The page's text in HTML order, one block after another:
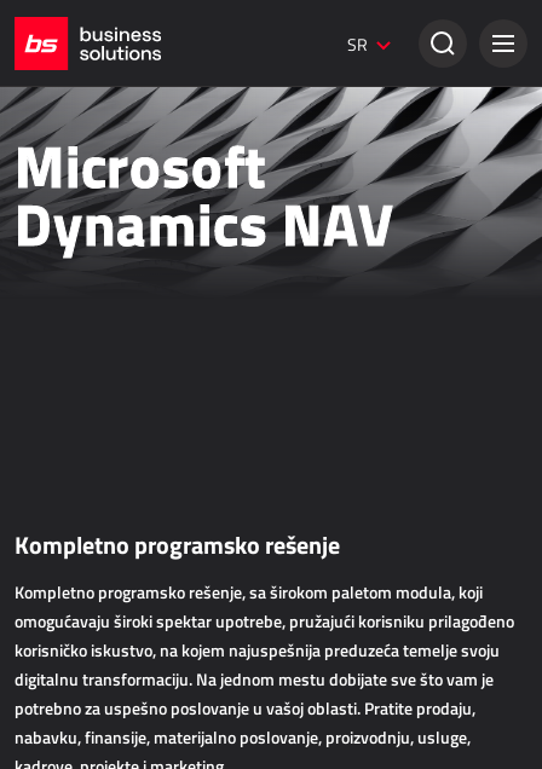
SR
Dynamics 365 Marketing
Digitalni marketing
Umbraco web stranice
Kreativna rešenja
TRADICIONALNA PRODAJA
Dynamics 365 Business Central
AllForWeb
Povećanje online prodaje
WEB APLIKACIJE
AllForEcommerce
AllForWeb
Microsoft
Dynamics NAV
Kompletno programsko rešenje
Kompletno programsko rešenje, sa širokom paletom modula, koji
omogućavaju široki spektar upotrebe, pružajući korisniku prilagođeno
korisničko iskustvo, na kojem najuspešnija preduzeća temelje svoju
digitalnu transformaciju. Na jednom mestu dobijate sve što vam je
potrebno za uspešno poslovanje u vašoj oblasti. Pratite prodaju,
nabavku, finansije, materijalno poslovanje, proizvodnju, usluge,